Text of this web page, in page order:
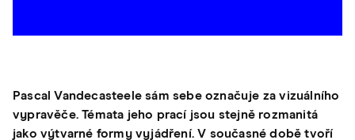
Pascal Vandecasteele sám sebe označuje za vizuálního
vypravěče. Témata jeho prací jsou stejně rozmanitá
jako výtvarné formy vyjádření. V současné době tvoří